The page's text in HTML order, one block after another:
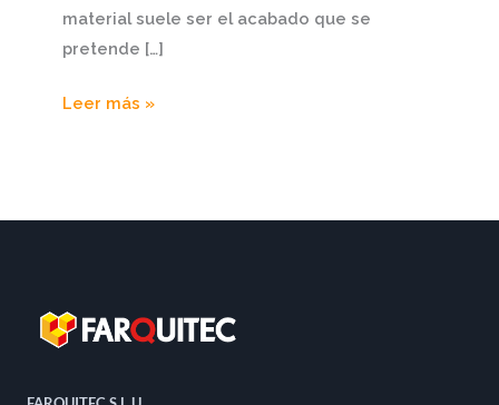
material suele ser el acabado que se
pretende […]
Leer más »